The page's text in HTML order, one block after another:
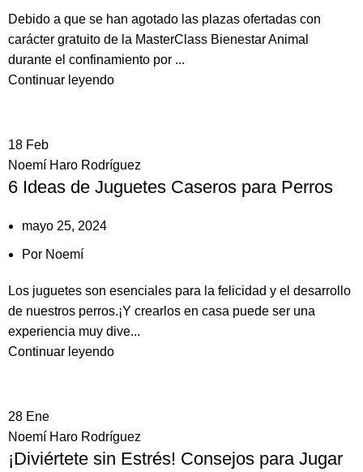
Debido a que se han agotado las plazas ofertadas con
carácter gratuito de la MasterClass Bienestar Animal
durante el confinamiento por ...
Continuar leyendo
18 Feb
Noemí Haro Rodríguez
6 Ideas de Juguetes Caseros para Perros
mayo 25, 2024
Por Noemí
Los juguetes son esenciales para la felicidad y el desarrollo
de nuestros perros.¡Y crearlos en casa puede ser una
experiencia muy dive...
Continuar leyendo
28 Ene
Noemí Haro Rodríguez
¡Diviértete sin Estrés! Consejos para Jugar